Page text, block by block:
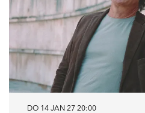
DO 14 JAN 27 20:00